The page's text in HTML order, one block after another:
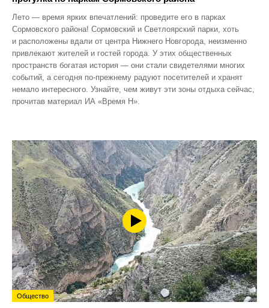
Лето — время ярких впечатлений: проведите его в парках
Сормовского района! Сормовский и Светлоярский парки, хоть
и расположены вдали от центра Нижнего Новгорода, неизменно
привлекают жителей и гостей города. У этих общественных
пространств богатая история — они стали свидетелями многих
событий, а сегодня по‑прежнему радуют посетителей и хранят
немало интересного. Узнайте, чем живут эти зоны отдыха сейчас,
прочитав материал ИА «Время Н».
Общество